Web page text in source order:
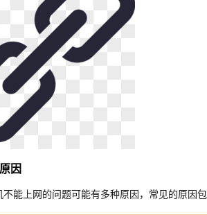
因
不能上网的问题可能有多种原因，常见的原因